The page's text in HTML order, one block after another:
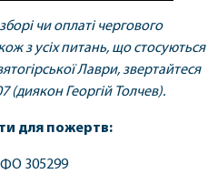
чи оплаті чергового
з усіх питань, що стосуються
Лаври, звертайтеся
(диякон Георгій Толчев).
для пожертв:
305299